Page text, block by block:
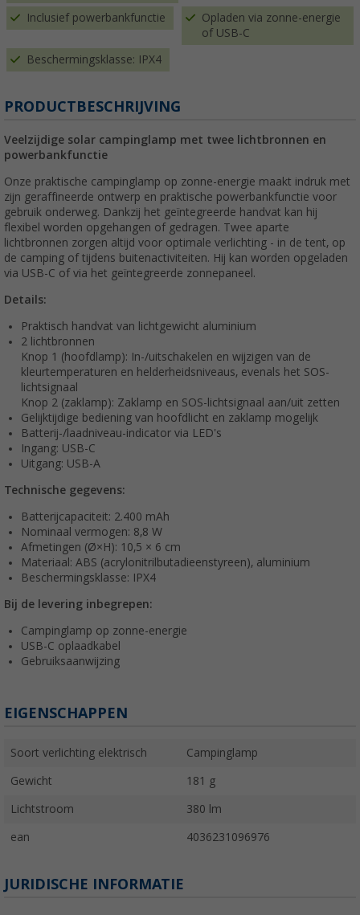
Inclusief powerbankfunctie
Opladen via zonne-energie
of USB-C
Beschermingsklasse: IPX4
PRODUCTBESCHRIJVING
Veelzijdige solar campinglamp met twee lichtbronnen en
powerbankfunctie
Onze praktische campinglamp op zonne-energie maakt indruk met
zijn geraffineerde ontwerp en praktische powerbankfunctie voor
gebruik onderweg. Dankzij het geïntegreerde handvat kan hij
flexibel worden opgehangen of gedragen. Twee aparte
lichtbronnen zorgen altijd voor optimale verlichting - in de tent, op
de camping of tijdens buitenactiviteiten. Hij kan worden opgeladen
via USB-C of via het geïntegreerde zonnepaneel.
Details:
Praktisch handvat van lichtgewicht aluminium
2 lichtbronnen
Knop 1 (hoofdlamp): In-/uitschakelen en wijzigen van de
kleurtemperaturen en helderheidsniveaus, evenals het SOS-
lichtsignaal
Knop 2 (zaklamp): Zaklamp en SOS-lichtsignaal aan/uit zetten
Gelijktijdige bediening van hoofdlicht en zaklamp mogelijk
Batterij-/laadniveau-indicator via LED's
Ingang: USB-C
Uitgang: USB-A
Technische gegevens:
Batterijcapaciteit: 2.400 mAh
Nominaal vermogen: 8,8 W
Afmetingen (Ø×H): 10,5 × 6 cm
Materiaal: ABS (acrylonitrilbutadieenstyreen), aluminium
Beschermingsklasse: IPX4
Bij de levering inbegrepen:
Campinglamp op zonne-energie
USB-C oplaadkabel
Gebruiksaanwijzing
EIGENSCHAPPEN
Soort verlichting elektrisch Campinglamp
Gewicht 181 g
Lichtstroom 380 lm
ean 4036231096976
JURIDISCHE INFORMATIE